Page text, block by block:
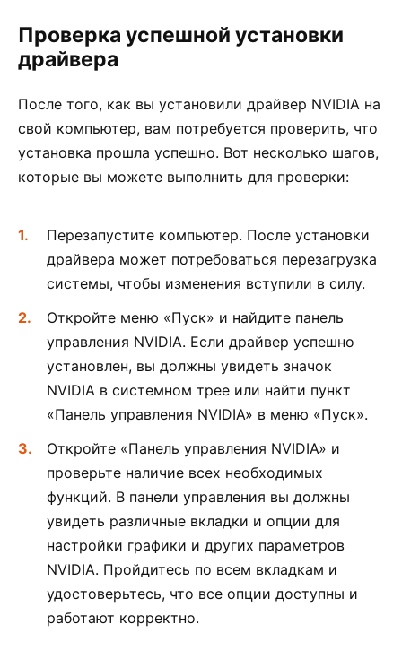
Проверка успешной установки
драйвера
После того, как вы установили драйвер NVIDIA на
свой компьютер, вам потребуется проверить, что
установка прошла успешно. Вот несколько шагов,
которые вы можете выполнить для проверки:
Перезапустите компьютер. После установки
драйвера может потребоваться перезагрузка
системы, чтобы изменения вступили в силу.
Откройте меню «Пуск» и найдите панель
управления NVIDIA. Если драйвер успешно
установлен, вы должны увидеть значок
NVIDIA в системном трее или найти пункт
«Панель управления NVIDIA» в меню «Пуск».
Откройте «Панель управления NVIDIA» и
проверьте наличие всех необходимых
функций. В панели управления вы должны
увидеть различные вкладки и опции для
настройки графики и других параметров
NVIDIA. Пройдитесь по всем вкладкам и
удостоверьтесь, что все опции доступны и
работают корректно.